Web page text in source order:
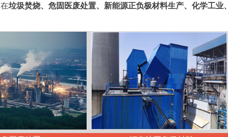
在垃圾焚烧、危固医废处置、新能源正负极材料生产、化学工业、